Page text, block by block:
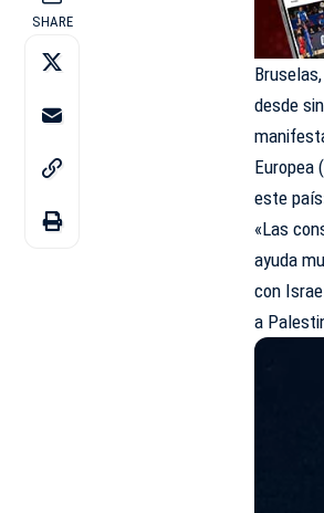
SHARE
desde
Europea
este
«Las
ayuda
con
a